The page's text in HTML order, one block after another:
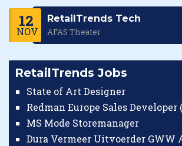
12
NOV
RetailTrends Tech
AFAS Theater
RetailTrends Jobs
State of Art Designer
Redman Europe Sales Developer
MS Mode Storemanager
Dura Vermeer Uitvoerder GWW